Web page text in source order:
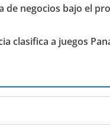
de negocios bajo el
clasifica a juegos